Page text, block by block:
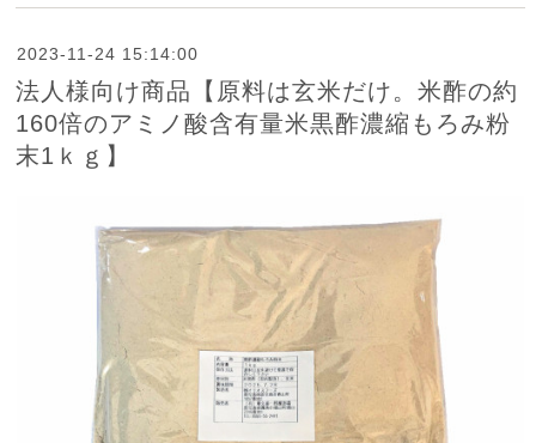
2023-11-24 15:14:00
法人様向け商品【原料は玄米だけ。米酢の約
160倍のアミノ酸含有量米黒酢濃縮もろみ粉
末1ｋｇ】